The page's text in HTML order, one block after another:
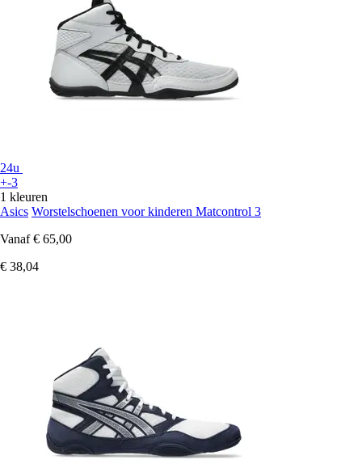
24u
+-3
1 kleuren
Asics Worstelschoenen voor kinderen Matcontrol 3
Vanaf € 65,00
€ 38,04